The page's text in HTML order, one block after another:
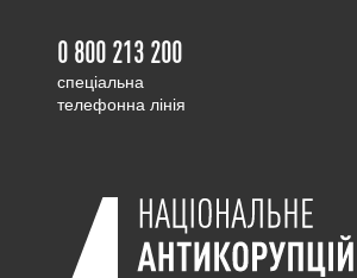
0 800 213 200
cпеціальна
телефонна лінія